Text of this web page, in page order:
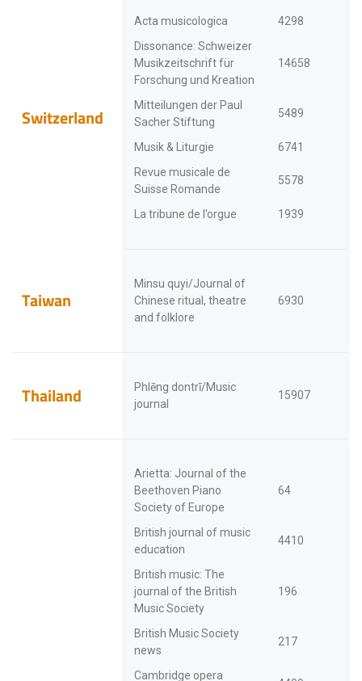
Switzerland
Acta musicologica
4298
Dissonance: Schweizer
Musikzeitschrift für
Forschung und Kreation
14658
Mitteilungen der Paul
Sacher Stiftung
5489
Musik & Liturgie
6741
Revue musicale de
Suisse Romande
5578
La tribune de l’orgue 1939
Taiwan
Minsu quyi/Journal of
Chinese ritual, theatre
and folklore
6930
Thailand
Phlēng dontrī/Music
journal
15907
Arietta: Journal of the
Beethoven Piano
Society of Europe
64
British journal of music
education
4410
British music: The
journal of the British
Music Society
196
British Music Society
news
217
Cambridge opera